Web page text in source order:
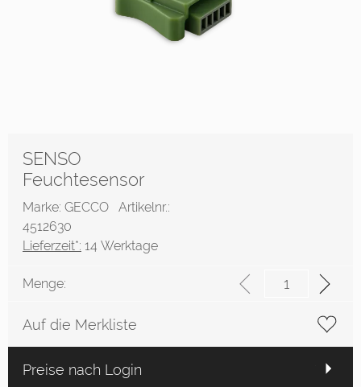
SENSO
Feuchtesensor
Marke: GECCO Artikelnr.:
4512630
Lieferzeit*: 14 Werktage
Menge:
Auf die Merkliste
Preise nach Login